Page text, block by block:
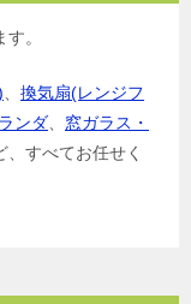
。
換気扇(レンジフ
ンダ
窓ガラス・
、すべてお任せく